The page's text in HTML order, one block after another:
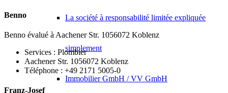
La société à responsabilité limitée expliquée
simplement
Immobilier GmbH / VV GmbH
Benno
Benno évalué à Aachener Str. 1056072 Koblenz
Services : Plombier
Aachener Str. 1056072 Koblenz
Téléphone : +49 2171 5005-0
Franz-Josef